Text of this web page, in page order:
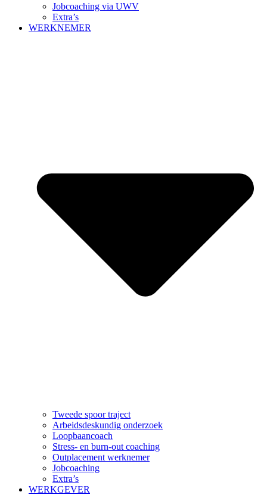
Jobcoaching via UWV
Extra’s
WERKNEMER
Tweede spoor traject
Arbeidsdeskundig onderzoek
Loopbaancoach
Stress- en burn-out coaching
Outplacement werknemer
Jobcoaching
Extra’s
WERKGEVER